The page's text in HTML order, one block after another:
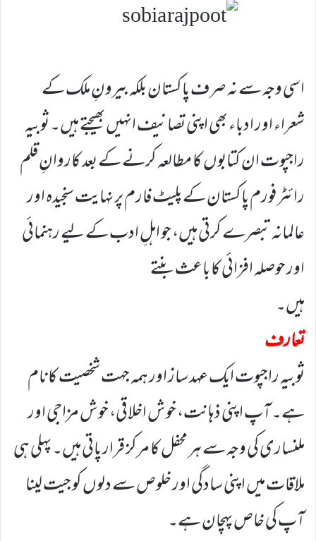
اسی وجہ سے نہ صرف پاکستان بلکہ بیرونِ ملک کے
شعراء اور ادباء بھی اپنی تصانیف انہیں بھیجتے ہیں۔ ثوبیہ
راجپوت ان کتابوں کا مطالعہ کرنے کے بعد کاروانِ قلم
رائٹر فورم پاکستان کے پلیٹ فارم پر نہایت سنجیدہ اور
عالمانہ تبصرے کرتی ہیں، جو اہلِ ادب کے لیے رہنمائی
اور حوصلہ افزائی کا باعث بنتے
ہیں۔
تعارف
ثوبیہ راجپوت ایک عہد ساز اور ہمہ جہت شخصیت کا نام
ہے۔ آپ اپنی ذہانت، خوش اخلاقی، خوش مزاجی اور
ملنساری کی وجہ سے ہر محفل کا مرکز قرار پاتی ہیں۔ پہلی ہی
ملاقات میں اپنی سادگی اور خلوص سے دلوں کو جیت لینا
آپ کی خاص پہچان ہے۔